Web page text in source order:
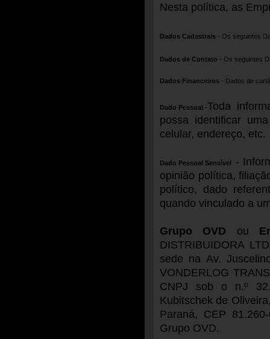
Nesta política, as
Dados Cadastrais - Os seguintes
Dados de Contato - Os seguintes
Dados Financeiros - Dados de
Dado Pessoal -Toda
possa identificar
celular, endereço, etc.
Dado Pessoal Sensível
-
opinião política,
político, dado
quando vinculado a
Grupo OVD ou
DISTRIBUIDORA
sede na Av.
VONDERLOG
CNPJ sob o n.º
Kubitschek de
Paraná, CEP
Grupo OVD.